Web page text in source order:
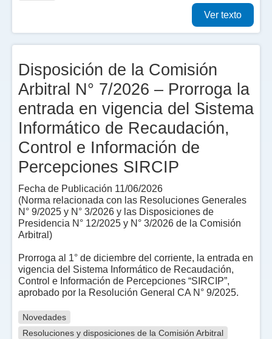
Ver texto
Disposición de la Comisión
Arbitral N° 7/2026 – Prorroga la
entrada en vigencia del Sistema
Informático de Recaudación,
Control e Información de
Percepciones SIRCIP
Fecha de Publicación 11/06/2026
(Norma relacionada con las Resoluciones Generales
N° 9/2025 y N° 3/2026 y las Disposiciones de
Presidencia N° 12/2025 y N° 3/2026 de la Comisión
Arbitral)
Prorroga al 1° de diciembre del corriente, la entrada en
vigencia del Sistema Informático de Recaudación,
Control e Información de Percepciones “SIRCIP”,
aprobado por la Resolución General CA N° 9/2025.
Novedades
Resoluciones y disposiciones de la Comisión Arbitral